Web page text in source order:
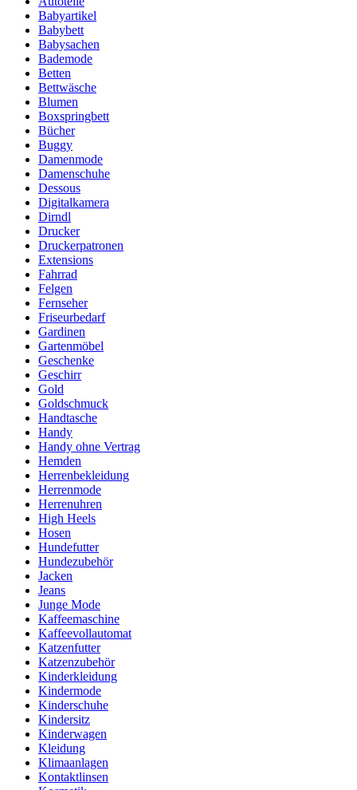
Babyartikel
Babybett
Babysachen
Bademode
Betten
Bettwäsche
Blumen
Boxspringbett
Bücher
Buggy
Damenmode
Damenschuhe
Dessous
Digitalkamera
Dirndl
Drucker
Druckerpatronen
Extensions
Fahrrad
Felgen
Fernseher
Friseurbedarf
Gardinen
Gartenmöbel
Geschenke
Geschirr
Gold
Goldschmuck
Handtasche
Handy
Handy ohne Vertrag
Hemden
Herrenbekleidung
Herrenmode
Herrenuhren
High Heels
Hosen
Hundefutter
Hundezubehör
Jacken
Jeans
Junge Mode
Kaffeemaschine
Kaffeevollautomat
Katzenfutter
Katzenzubehör
Kinderkleidung
Kindermode
Kinderschuhe
Kindersitz
Kinderwagen
Kleidung
Klimaanlagen
Kontaktlinsen